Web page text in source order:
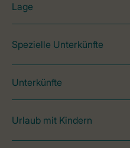
Lage
Spezielle Unterkünfte
Unterkünfte
Urlaub mit Kindern